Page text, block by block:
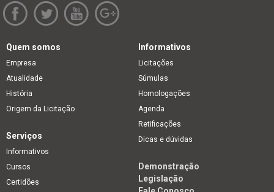
Quem somos
Empresa
Atualidade
História
Origem da Licitação
Informativos
Licitações
Súmulas
Homologações
Agenda
Retificações
Dicas e dúvidas
Serviços
Informativos
Cursos
Certidões
Demonstração
Legislação